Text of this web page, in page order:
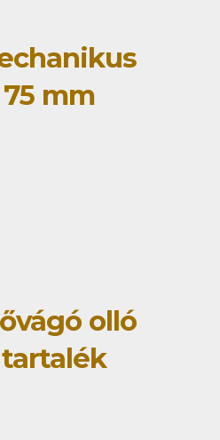
mm
olló
tartalék